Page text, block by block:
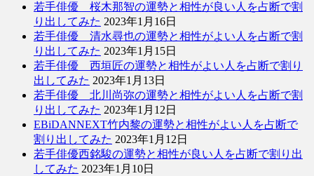
若手俳優 桜木那智の運勢と相性が良い人を占断で割
り出してみた 2023年1月16日
若手俳優 清水尋也の運勢と相性がよい人を占断で割
り出してみた 2023年1月15日
若手俳優 西垣匠の運勢と相性がよい人を占断で割り
出してみた 2023年1月13日
若手俳優 北川尚弥の運勢と相性がよい人を占断で割
り出してみた 2023年1月12日
EBiDANNEXT竹内黎の運勢と相性がよい人を占断で
割り出してみた 2023年1月12日
若手俳優西銘駿の運勢と相性が良い人を占断で割り出
してみた 2023年1月10日